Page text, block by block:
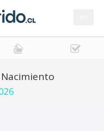
Nacimiento